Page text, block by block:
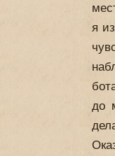
я
до